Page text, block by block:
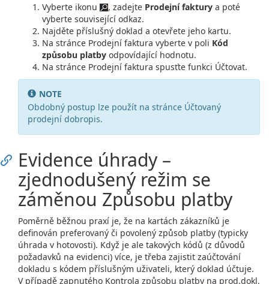
Vyberte ikonu
, zadejte Prodejní faktury a poté
vyberte související odkaz.
Najděte příslušný doklad a otevřete jeho kartu.
Na stránce Prodejní faktura vyberte v poli Kód
způsobu platby odpovídající hodnotu.
Na stránce Prodejní faktura spusťte funkci Účtovat.
NOTE
Obdobný postup lze použít na stránce Účtovaný
prodejní dobropis.
Evidence úhrady –
zjednodušený režim se
záměnou Způsobu platby
Poměrně běžnou praxí je, že na kartách zákazníků je
definován preferovaný či povolený způsob platby (typicky
úhrada v hotovosti). Když je ale takových kódů (z důvodů
požadavků na evidenci) více, je třeba zajistit zaúčtování
dokladu s kódem příslušným uživateli, který doklad účtuje.
V případě zapnutého Kontrola způsobu platby na prod.dokl.